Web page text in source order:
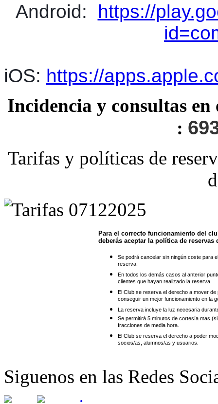
Android: https://
iOS: https://
Incidencia y consultas
:
Tarifas y políticas de
Para el correcto funcionamiento del
deberás aceptar la política de reservas
Se podrá cancelar sin ningún coste para
reserva.
En todos los demás casos al anterior
clientes que hayan realizado la reserva.
El Club se reserva el derecho a mover
conseguir un mejor funcionamiento en la
La reserva incluye la luz necesaria
Se permitirá 5 minutos de cortesía mas
fracciones de media hora.
El Club se reserva el derecho a poder
socios/as, alumnos/as y usuarios.
Siguenos en las Redes